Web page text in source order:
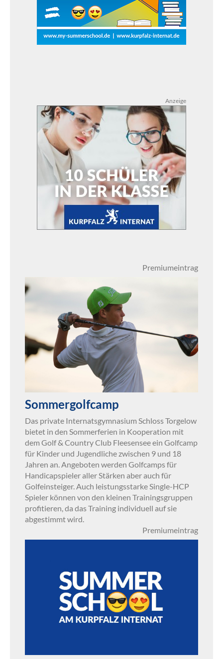
Anzeige
Premiumeintrag
Sommergolfcamp
Das private Internatsgymnasium Schloss Torgelow
bietet in den Sommerferien in Kooperation mit
dem Golf & Country Club Fleesensee ein Golfcamp
für Kinder und Jugendliche zwischen 9 und 18
Jahren an. Angeboten werden Golfcamps für
Handicapspieler aller Stärken aber auch für
Golfeinsteiger. Auch leistungsstarke Single-HCP
Spieler können von den kleinen Trainingsgruppen
profitieren, da das Training individuell auf sie
abgestimmt wird.
Premiumeintrag